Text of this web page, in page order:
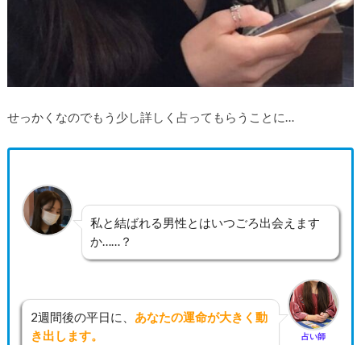
せっかくなのでもう少し詳しく占ってもらうことに…
私と結ばれる男性とはいつごろ出会えます
か……？
2週間後の平日に、 あなたの運命が大きく動
き出します。
占い師